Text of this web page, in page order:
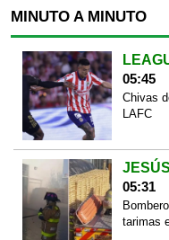
MINUTO A MINUTO
05:45
Chivas
LAFC
05:31
tarimas